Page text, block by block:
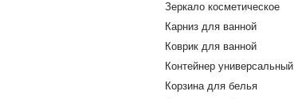
Зеркало косметическое
Карниз для ванной
Коврик для ванной
Контейнер универсальный
Корзина для белья